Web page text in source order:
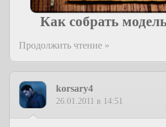
Как собрать
Продолжить чтение »
korsary4
26.01.2011 в 14:51